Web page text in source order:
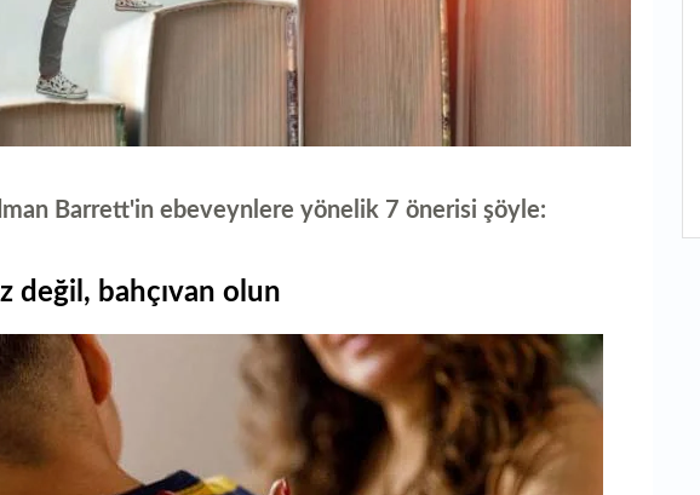
Barrett'in ebeveynlere yönelik 7 önerisi şöyle:
değil, bahçıvan olun